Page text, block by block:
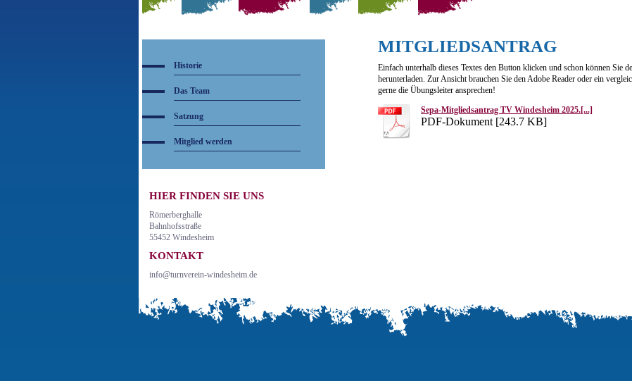
Historie
Das Team
Satzung
Mitglied werden
HIER FINDEN SIE UNS
Römerberghalle
Bahnhofsstraße
55452 Windesheim
KONTAKT
info@turnverein-windesheim.de
MITGLIEDSANTRAG
Einfach unterhalb dieses Textes den Button klicken und schon können Sie
herunterladen. Zur Ansicht brauchen Sie den Adobe Reader oder ein
gerne die Übungsleiter ansprechen!
Sepa-Mitgliedsantrag TV Windesheim 2025.[...]
PDF-Dokument [243.7 KB]